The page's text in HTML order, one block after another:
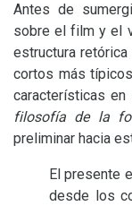
Antes de
sobre el film y el
estructura
cortos más
características en
filosofía de la
preliminar hacia
El presente
desde los